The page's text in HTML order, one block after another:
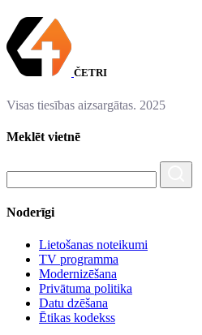
ČETRI
Visas tiesības aizsargātas. 2025
Meklēt vietnē
Noderīgi
Lietošanas noteikumi
TV programma
Modernizēšana
Privātuma politika
Datu dzēšana
Ētikas kodekss